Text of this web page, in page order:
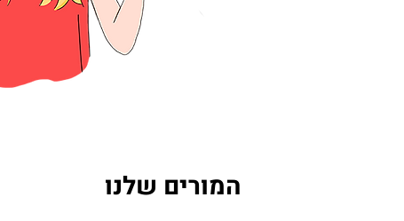
המורים שלנו